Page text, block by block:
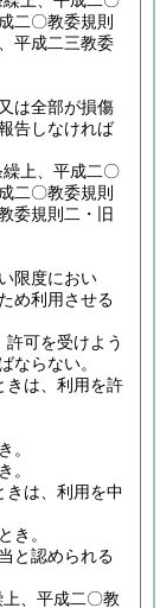
二〇教委規則
平成二三教委
は全部が損傷
告しなければ
上、平成二〇
二〇教委規則
委規則二・旧
限度におい
め利用させる
可を受けよう
ならない。
きは、利用を許
。
。
きは、利用を中
き。
と認められる
、平成二〇教